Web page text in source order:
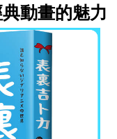
動畫的魅力